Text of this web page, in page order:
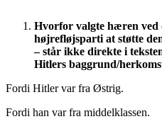
Hvorfor valgte hæren ved
højrefløjsparti at støtte
– står ikke direkte i
Hitlers baggrund/
Fordi Hitler var fra Østrig.
Fordi han var fra middelklassen.